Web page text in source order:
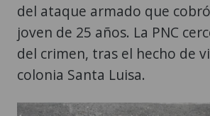
del ataque armado que
joven de 25 años. La PNC
del crimen, tras el hecho de
colonia Santa Luisa.